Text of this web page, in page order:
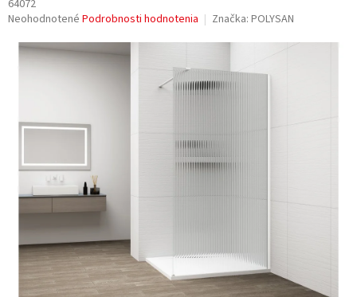
64072
Priemerné
produktu
hviezdičiek.
Neohodnotené Podrobnosti hodnotenia Značka: POLYSAN